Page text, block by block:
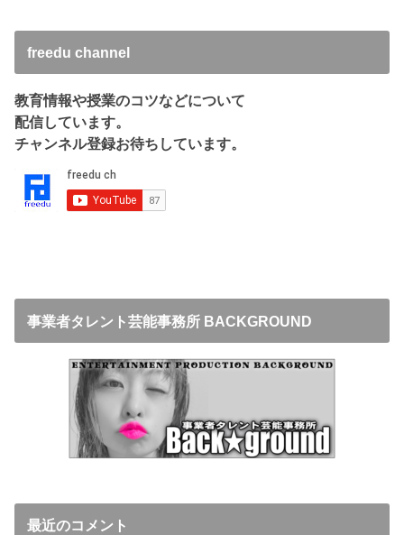
freedu channel
教育情報や授業のコツなどについて
配信しています。
チャンネル登録お待ちしています。
事業者タレント芸能事務所 BACKGROUND
最近のコメント